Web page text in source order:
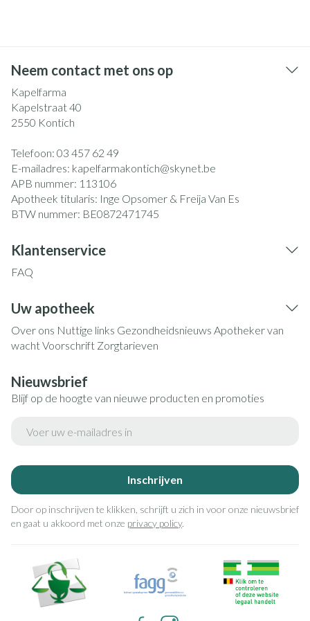
Neem contact met ons op
Kapelfarma
Kapelstraat 40
2550 Kontich
Telefoon: 03 457 62 49
E-mailadres: kapelfarmakontich@skynet.be
APB nummer: 113106
Apotheek titularis: Inge Opsomer & Freija Van Es
BTW nummer: BE0872471745
Klantenservice
FAQ
Uw apotheek
Over ons Nuttige links Gezondheidsnieuws Apotheker van
wachtVoorschrift Zorgtarieven
Nieuwsbrief
Blijf op de hoogte van nieuwe producten en promoties
Inschrijven
Door op inschrijven te klikken, schrijft u zich in voor onze nieuwsbrief
en gaat u akkoord met onze privacy policy.